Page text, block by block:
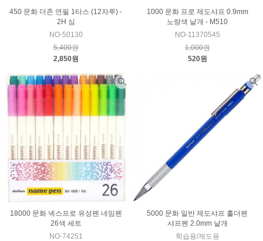
450 문화 더존 연필 1타스 (12자루) -
2H 심
NO-50130
5,400원
2,850원
1000 문화 프로 제도샤프 0.9mm
노랑색 낱개 - M510
NO-11370545
1,000원
520원
18000 문화 넥스프로 유성펜 네임펜
26색 세트
NO-74251
5000 문화 일반 제도샤프 홀더펜
샤프펜 2.0mm 낱개
학습용/제도용